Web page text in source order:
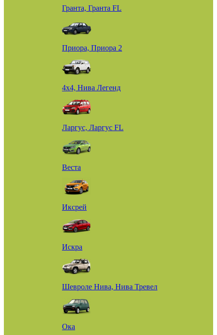
Гранта, Гранта FL
Приора, Приора 2
4х4, Нива Легенд
Ларгус, Ларгус FL
Веста
Иксрей
Искра
Шевроле Нива, Нива Тревел
Ока